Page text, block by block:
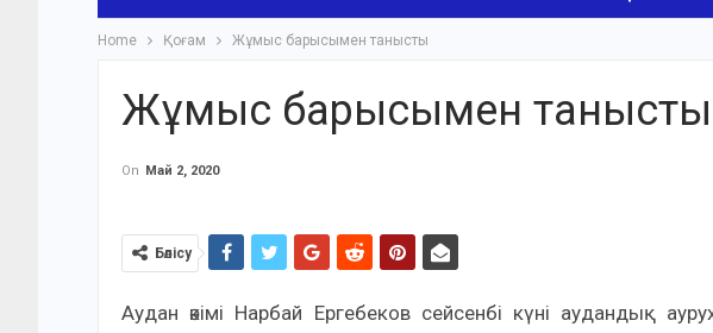
Home Қоғам Жұмыс барысымен танысты
Жұмыс барысымен танысты
On Май 2, 2020
Бөлісу
Аудан әкімі Нарбай Ергебеков сейсенбі күні аудандық